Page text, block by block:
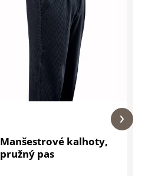
Manšestrové kalhoty,
pružný pas